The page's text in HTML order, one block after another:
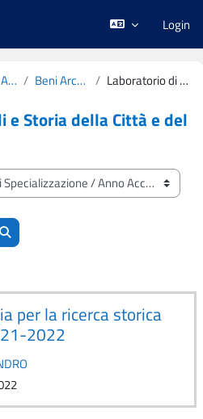
Login
Anno Accademico 2021-2022 Beni Architettonici e del Paesaggio Laboratorio di Metodi e Storia della Città e del Territorio
e Storia della Città e del
Cerca corsi
per la ricerca storica
2022